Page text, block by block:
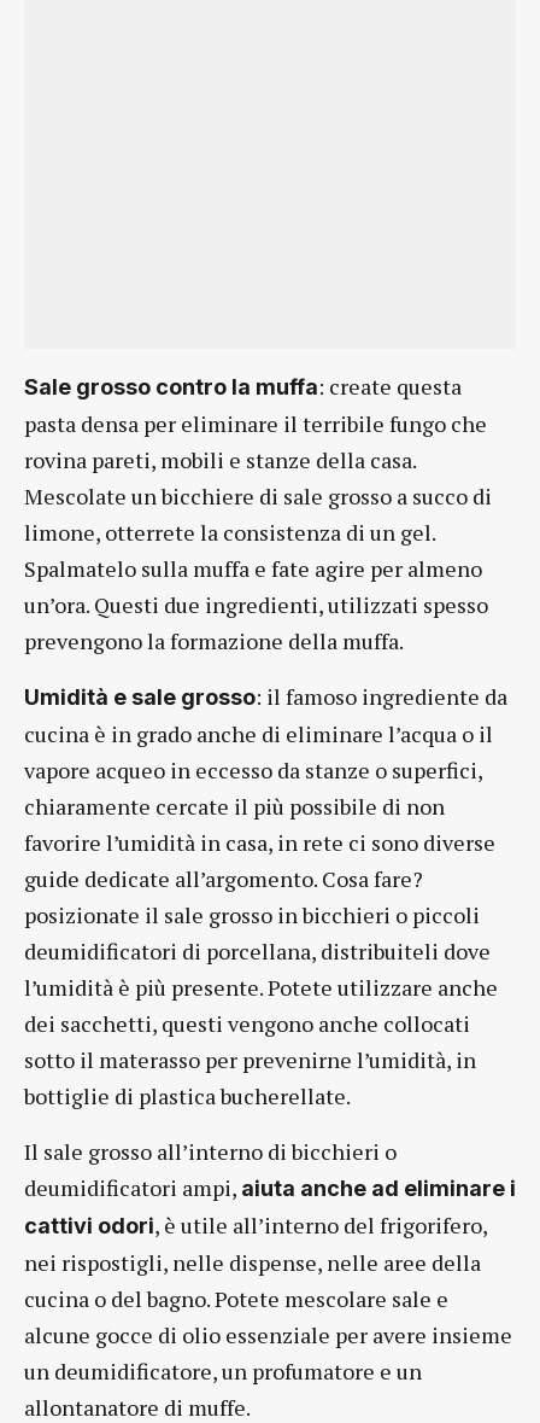
Sale grosso contro la muffa: create questa
pasta densa per eliminare il terribile fungo che
rovina pareti, mobili e stanze della casa.
Mescolate un bicchiere di sale grosso a succo di
limone, otterrete la consistenza di un gel.
Spalmatelo sulla muffa e fate agire per almeno
un’ora. Questi due ingredienti, utilizzati spesso
prevengono la formazione della muffa.
Umidità e sale grosso: il famoso ingrediente da
cucina è in grado anche di eliminare l’acqua o il
vapore acqueo in eccesso da stanze o superfici,
chiaramente cercate il più possibile di non
favorire l’umidità in casa, in rete ci sono diverse
guide dedicate all’argomento. Cosa fare?
posizionate il sale grosso in bicchieri o piccoli
deumidificatori di porcellana, distribuiteli dove
l’umidità è più presente. Potete utilizzare anche
dei sacchetti, questi vengono anche collocati
sotto il materasso per prevenirne l’umidità, in
bottiglie di plastica bucherellate.
Il sale grosso all’interno di bicchieri o
deumidificatori ampi, aiuta anche ad eliminare i
cattivi odori, è utile all’interno del frigorifero,
nei rispostigli, nelle dispense, nelle aree della
cucina o del bagno. Potete mescolare sale e
alcune gocce di olio essenziale per avere insieme
un deumidificatore, un profumatore e un
allontanatore di muffe.